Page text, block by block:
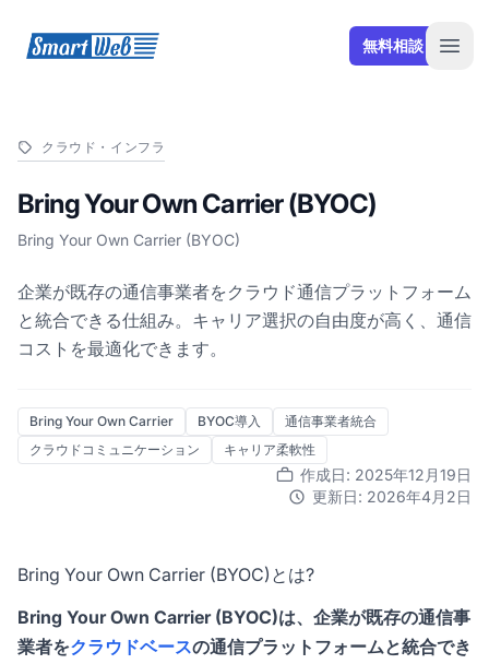
SmartWeb 無料相談
クラウド・インフラ
Bring Your Own Carrier (BYOC)
Bring Your Own Carrier (BYOC)
企業が既存の通信事業者をクラウド通信プラットフォーム
と統合できる仕組み。キャリア選択の自由度が高く、通信
コストを最適化できます。
Bring Your Own Carrier BYOC導入
通信事業者統合
クラウドコミュニケーション
キャリア柔軟性
作成日: 2025年12月19日
更新日: 2026年4月2日
Bring Your Own Carrier (BYOC)とは?
Bring Your Own Carrier (BYOC)は、企業が既存の通信事
業者をクラウドベースの通信プラットフォームと統合でき